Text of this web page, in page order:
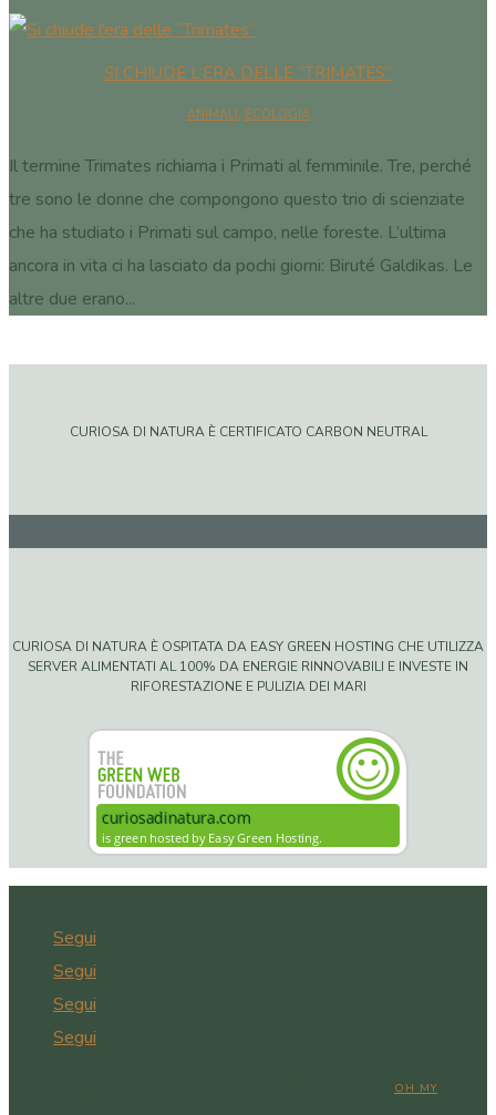
SI CHIUDE L’ERA DELLE “TRIMATES”
ANIMALI, ECOLOGIA
Il termine Trimates richiama i Primati al femminile. Tre, perché
tre sono le donne che compongono questo trio di scienziate
che ha studiato i Primati sul campo, nelle foreste. L’ultima
ancora in vita ci ha lasciato da pochi giorni: Biruté Galdikas. Le
altre due erano...
CURIOSA DI NATURA È CERTIFICATO CARBON NEUTRAL
CURIOSA DI NATURA È OSPITATA DA EASY GREEN HOSTING CHE UTILIZZA
SERVER ALIMENTATI AL 100% DA ENERGIE RINNOVABILI E INVESTE IN
RIFORESTAZIONE E PULIZIA DEI MARI
Segui
Segui
Segui
Segui
OH MY